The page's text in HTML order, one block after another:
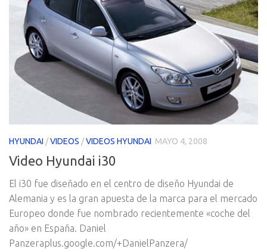
HYUNDAI /VIDEOS /VIDEOS HYUNDAI MAYO 4, 2008
Video Hyundai i30
El i30 fue diseñado en el centro de diseño Hyundai de
Alemania y es la gran apuesta de la marca para el mercado
Europeo donde fue nombrado recientemente «coche del
año» en España. Daniel
Panzeraplus.google.com/+DanielPanzera/